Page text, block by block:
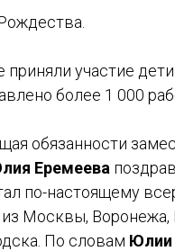
приняли участие
более 1 000
обязанности
Еремеева
по-настоящему
из Москвы,
По словам Юлии